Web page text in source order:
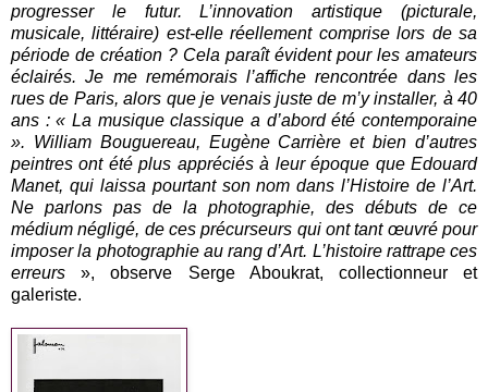
progresser le futur. L’innovation artistique (picturale,
musicale, littéraire) est-elle réellement comprise lors de sa
période de création ? Cela paraît évident pour les amateurs
éclairés. Je me remémorais l’affiche rencontrée dans les
rues de Paris, alors que je venais juste de m’y installer, à 40
ans : « La musique classique a d’abord été contemporaine
». William Bouguereau, Eugène Carrière et bien d’autres
peintres ont été plus appréciés à leur époque que Edouard
Manet, qui laissa pourtant son nom dans l’Histoire de l’Art.
Ne parlons pas de la photographie, des débuts de ce
médium négligé, de ces précurseurs qui ont tant œuvré pour
imposer la photographie au rang d’Art. L’histoire rattrape ces
erreurs », observe Serge Aboukrat, collectionneur et
galeriste.